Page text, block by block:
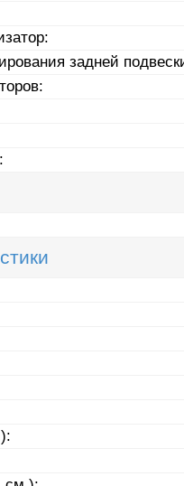
задней